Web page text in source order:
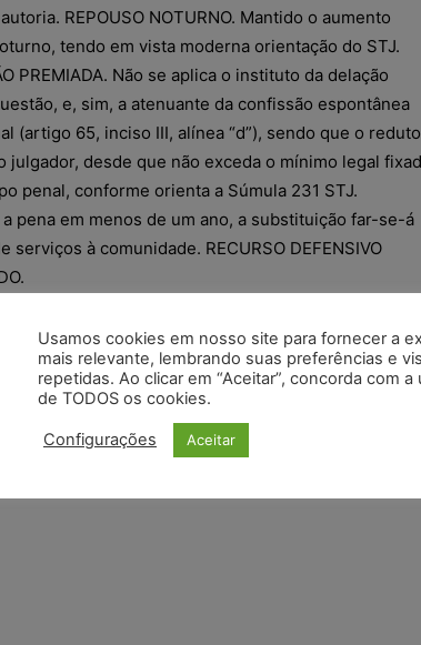
REPOUSO NOTURNO. Mantido o aumento
tendo em vista moderna orientação do STJ.
PREMIADA. Não se aplica o instituto da delação
e, sim, a atenuante da confissão espontânea
(artigo 65, inciso III, alínea “d”), sendo que o
julgador, desde que não exceda o mínimo legal
penal, conforme orienta a Súmula 231 STJ.
a pena em menos de um ano, a substituição far-se-á
serviços à comunidade. RECURSO DEFENSIVO
Nº 70073821720, Quinta Câmara Criminal, Tribunal
Genacéia da Silva Alberton, Julgado em 08/11/
Usamos cookies em nosso site para fornecer a
mais relevante, lembrando suas preferências e
repetidas. Ao clicar em “Aceitar”, concorda com a
de TODOS os cookies.
Configurações Aceitar